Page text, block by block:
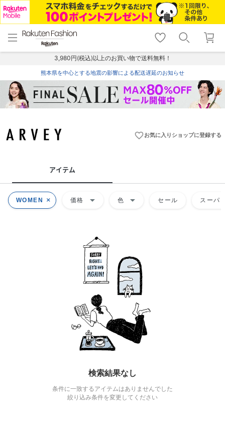
menu home
トップ
shopping_cart lock_outline
ログイン
3,980円(税込)以上のお買い物で送料無料！
熊本県を中心とする地震の影響による配送遅延のお知らせ
favorite_borderお気に入りショップに登録する
アイテム
WOMEN 価格 arrow_drop_down 色 arrow_drop_down セール スーパ
検索結果なし
条件に一致するアイテムはありませんでした
絞り込み条件を変更してください